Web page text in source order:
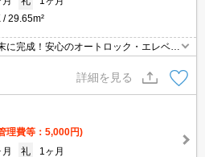
29.65m²
完成！安心のオートロック・エレベー
実！
詳細を見る
理費等：5,000円)
礼
1ヶ月